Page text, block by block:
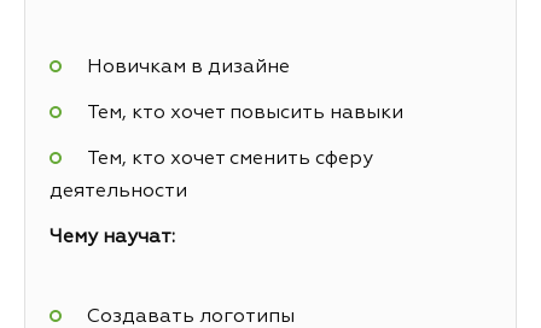
Новичкам в дизайне
Тем, кто хочет повысить навыки
Тем, кто хочет сменить сферу
деятельности
Чему научат:
Создавать логотипы